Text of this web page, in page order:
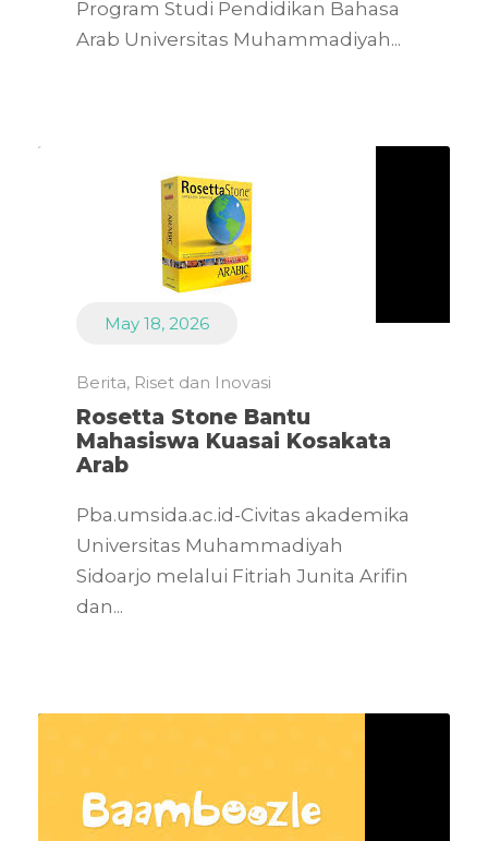
Program Studi Pendidikan Bahasa
Arab Universitas Muhammadiyah...
May 18, 2026
Berita, Riset dan Inovasi
Rosetta Stone Bantu
Mahasiswa Kuasai Kosakata
Arab
Pba.umsida.ac.id-Civitas akademika
Universitas Muhammadiyah
Sidoarjo melalui Fitriah Junita Arifin
dan...